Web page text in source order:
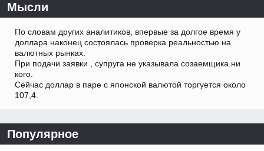
Мысли
По словам других аналитиков, впервые за долгое время у
доллара наконец состоялась проверка реальностью на
валютных рынках.
При подачи заявки , супруга не указывала созаемщика ни
кого.
Сейчас доллар в паре с японской валютой торгуется около
107,4.
Популярное